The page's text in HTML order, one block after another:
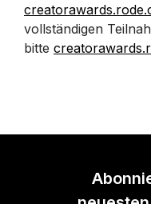
vollständigen
bitte